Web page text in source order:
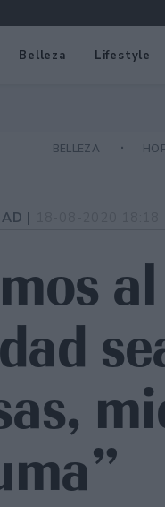
Belleza Lifestyle
BELLEZA
|